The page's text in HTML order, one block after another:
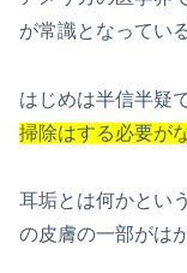
が常識となってい
はじめは半信半疑
掃除はする必要が
耳垢とは何かとい
の皮膚の一部がは